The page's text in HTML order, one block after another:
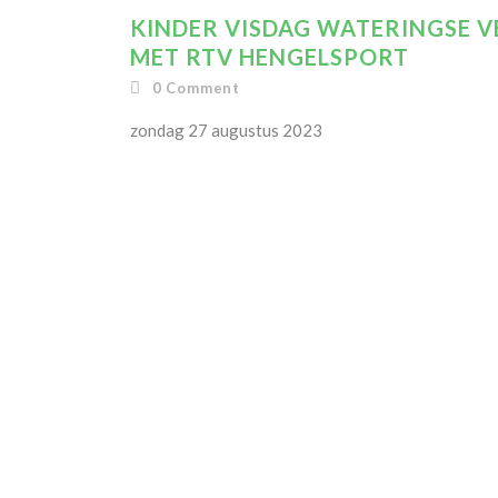
KINDER VISDAG WATERINGSE
MET RTV HENGELSPORT
0 Comment
zondag 27 augustus 2023